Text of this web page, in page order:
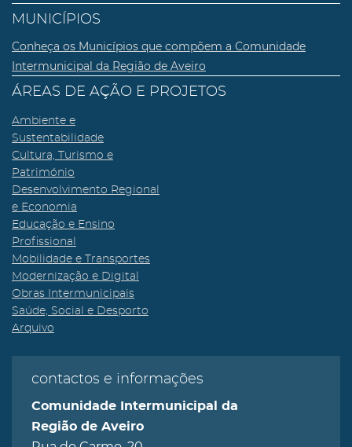
MUNICÍPIOS
Conheça os Municípios que compõem a Comunidade
Intermunicipal da Região de Aveiro
ÁREAS DE AÇÃO E PROJETOS
Ambiente e
Sustentabilidade
Cultura, Turismo e
Património
Desenvolvimento Regional
e Economia
Educação e Ensino
Profissional
Mobilidade e Transportes
Modernização e Digital
Obras Intermunicipais
Saúde, Social e Desporto
Arquivo
contactos e informações
Comunidade Intermunicipal da
Região de Aveiro